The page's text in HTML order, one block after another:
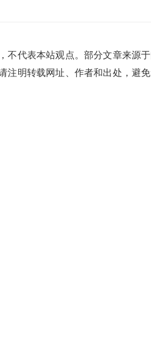
不代表本站观点。部分文章来源
明转载网址、作者和出处，避免